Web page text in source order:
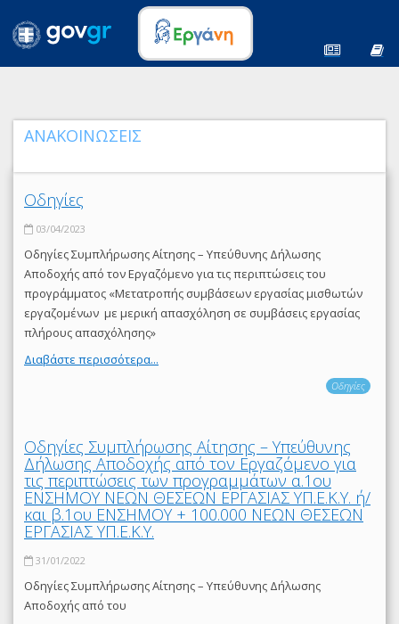
ΑΝΑΚΟΙΝΩΣΕΙΣ
Οδηγίες
03/04/2023
Οδηγίες Συμπλήρωσης Αίτησης – Υπεύθυνης Δήλωσης
Αποδοχής από τον Εργαζόμενο για τις περιπτώσεις του
προγράμματος «Μετατροπής συμβάσεων εργασίας μισθωτών
εργαζομένων με μερική απασχόληση σε συμβάσεις εργασίας
πλήρους απασχόλησης»
Διαβάστε περισσότερα...
Οδηγίες
Οδηγίες Συμπλήρωσης Αίτησης – Υπεύθυνης
Δήλωσης Αποδοχής από τον Εργαζόμενο για
τις περιπτώσεις των προγραμμάτων α.1ου
ΕΝΣΗΜΟΥ ΝΕΩΝ ΘΕΣΕΩΝ ΕΡΓΑΣΙΑΣ ΥΠ.Ε.Κ.Υ. ή/
και β.1ου ΕΝΣΗΜΟΥ + 100.000 ΝΕΩΝ ΘΕΣΕΩΝ
ΕΡΓΑΣΙΑΣ ΥΠ.Ε.Κ.Υ.
31/01/2022
Οδηγίες Συμπλήρωσης Αίτησης – Υπεύθυνης Δήλωσης
Αποδοχής από του